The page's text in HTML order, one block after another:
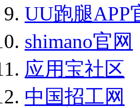
UU跑腿APP
shimano官网
应用宝社区
中国招工网